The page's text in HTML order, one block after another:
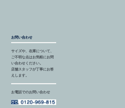
お問い合わせ
サイズや、在庫について、
ご不明な点はお気軽にお問
い合わせください。
店舗スタッフが丁寧にお答
えします。
お電話でのお問い合わせ